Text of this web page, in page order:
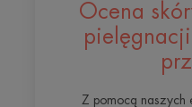
Ocena
Z pomocą naszych
Woda